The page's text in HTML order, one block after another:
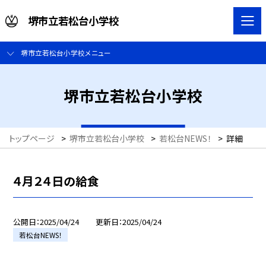
堺市立若松台小学校
堺市立若松台小学校メニュー
堺市立若松台小学校
トップページ > 堺市立若松台小学校 > 若松台NEWS！ > 詳細
４月２４日の給食
公開日 2025/04/24 更新日 2025/04/24
若松台NEWS！